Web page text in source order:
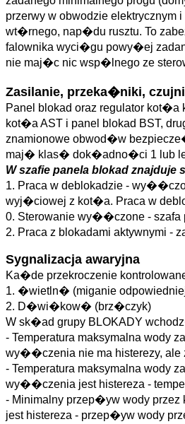
przerwy w obwodzie
wt�rnego, nap�du rusztu. To
falownika wyci�gu powy�ej
nie maj�c nic wsp�lnego ze
Zasilanie, przeka�niki,
Panel blokad oraz regulator
kot�a AST i panel blokad BST,
znamionowe obwod�w
maj� klas� dok�adno�ci 1 lub
W szafie panela blokad
1. Praca w deblokadzie -
wyj�ciowej z kot�a. Praca w
0. Sterowanie wy��czone - szafa
2. Praca z blokadami aktywnymi
Sygnalizacja awaryjna
Ka�de przekroczenie
1. �wietln� (miganie
2. D�wi�kow� (brz�czyk)
W sk�ad grupy BLOKADY
- Temperatura maksymalna wody
wy��czenia nie ma histerezy, ale
- Temperatura maksymalna wody
wy��czenia jest histereza -
- Minimalny przep�yw wody
jest histereza - przep�yw wody